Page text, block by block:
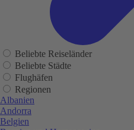
Beliebte Reiseländer
Beliebte Städte
Flughäfen
Regionen
Albanien
Andorra
Belgien